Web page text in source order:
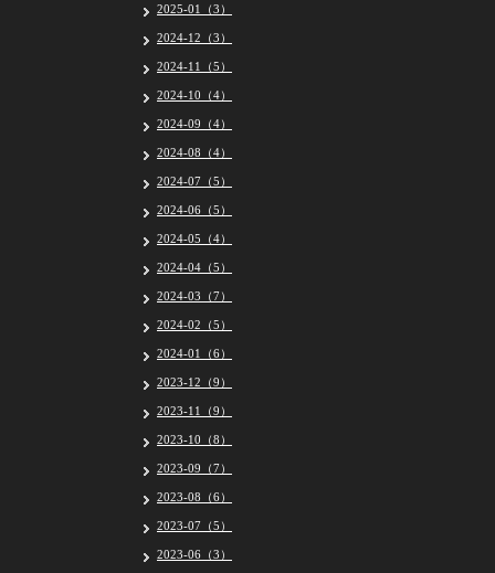
2025-01（3）
2024-12（3）
2024-11（5）
2024-10（4）
2024-09（4）
2024-08（4）
2024-07（5）
2024-06（5）
2024-05（4）
2024-04（5）
2024-03（7）
2024-02（5）
2024-01（6）
2023-12（9）
2023-11（9）
2023-10（8）
2023-09（7）
2023-08（6）
2023-07（5）
2023-06（3）